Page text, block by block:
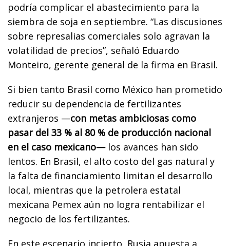
podría complicar el abastecimiento para la
siembra de soja en septiembre. “Las discusiones
sobre represalias comerciales solo agravan la
volatilidad de precios”, señaló Eduardo
Monteiro, gerente general de la firma en Brasil.
Si bien tanto Brasil como México han prometido
reducir su dependencia de fertilizantes
extranjeros —con metas ambiciosas como
pasar del 33 % al 80 % de producción nacional
en el caso mexicano—los avances han sido
lentos. En Brasil, el alto costo del gas natural y
la falta de financiamiento limitan el desarrollo
local, mientras que la petrolera estatal
mexicana Pemex aún no logra rentabilizar el
negocio de los fertilizantes.
En este escenario incierto, Rusia apuesta a